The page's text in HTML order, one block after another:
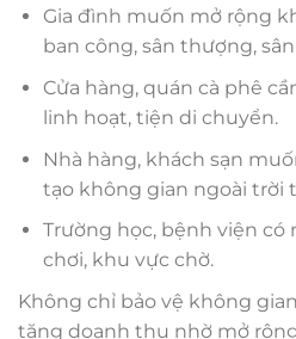
Gia đình muốn mở rộng
ban công, sân thượng,
Cửa hàng, quán cà phê
linh hoạt, tiện di chuyển.
Nhà hàng, khách sạn
tạo không gian ngoài trời
Trường học, bệnh viện có
chơi, khu vực chờ.
Không chỉ bảo vệ không
tăng doanh thu nhờ mở